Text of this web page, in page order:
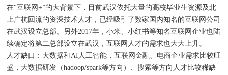
在“互联网+”的大背景下，目前武汉依托大量的高校毕业生资源及北
上广杭回流的资深技术人才，已经吸引了数家国内知名的互联网公司
在武汉设立总部。另外2017年，小米、小红书等知名互联网企业也陆
续确定将第二总部设立在武汉，互联网人才的需求也大大上升。
人才缺口：大数据和AI人工智能，互联网金融、电商企业需求比较旺
盛，大数据研发（hadoop/spark等方向）、搜索等方向人才比较稀缺